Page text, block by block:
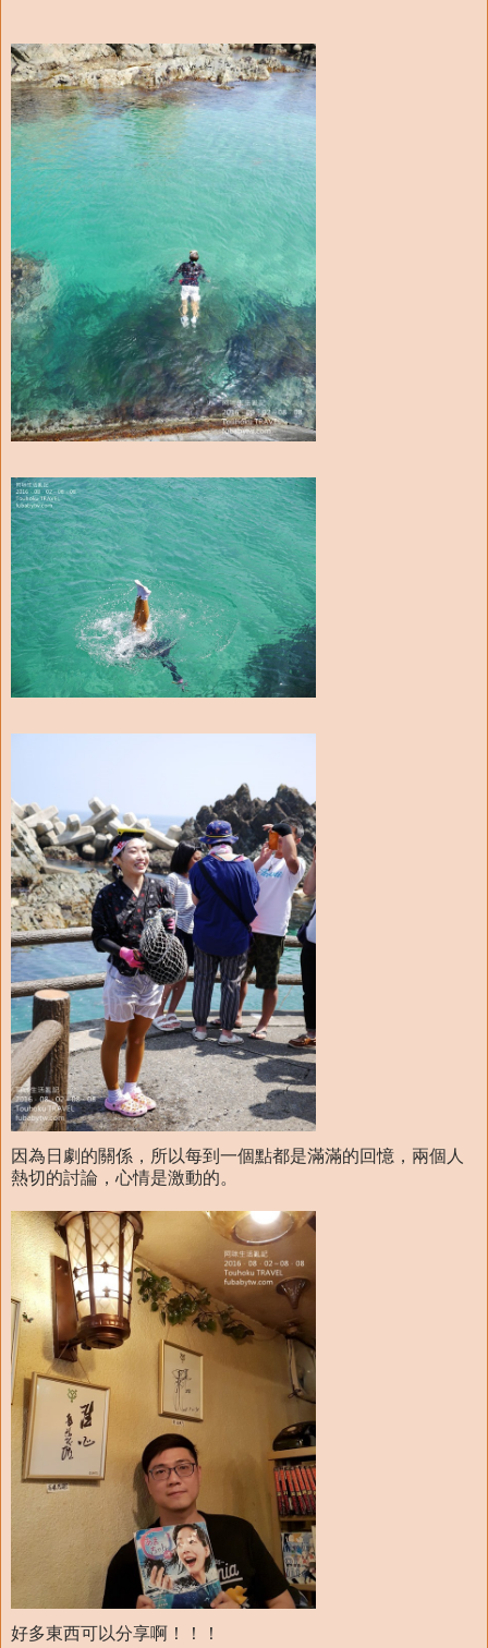
因為日劇的關係，所以每到一個點都是滿滿的回憶，兩個人
熱切的討論，心情是激動的。
好多東西可以分享啊！！！